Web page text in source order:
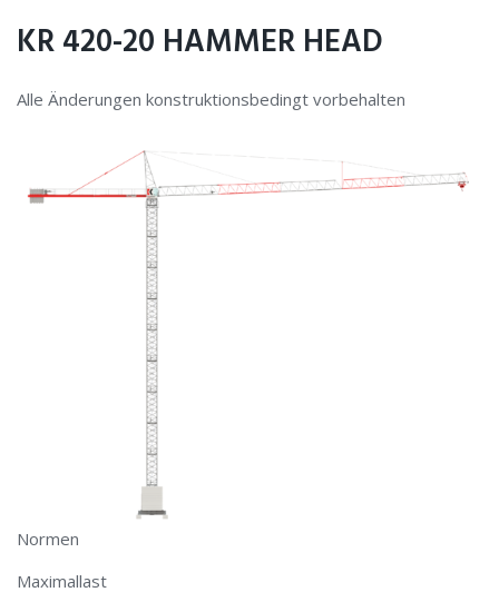
KR 420-20 HAMMER HEAD
Alle Änderungen konstruktionsbedingt vorbehalten
Normen
Maximallast